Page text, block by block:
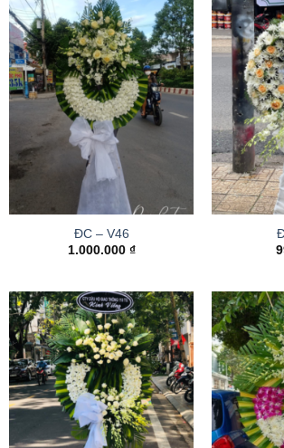
ĐC – V46
1.000.000 ₫